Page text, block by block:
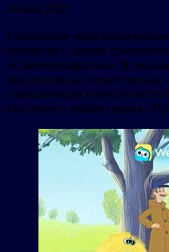
24 мая 2025
Глобальное социально-
объявило о начале
«Союзмультфильм». В рамках
эксклюзивная тематическая
социализация
культового мультсериала